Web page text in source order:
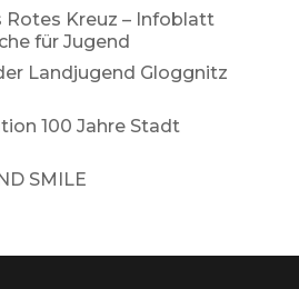
Rotes Kreuz – Infoblatt
für Jugend
Landjugend Gloggnitz
100 Jahre Stadt
SMILE